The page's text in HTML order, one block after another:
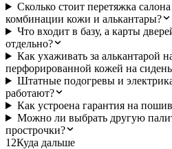
Сколько стоит перетяжка
комбинации кожи и алькантары?
Что входит в базу, а карты
отдельно?
Как ухаживать за алькантарой
перфорированной кожей на
Штатные подогревы и
работают?
Как устроена гарантия на
Можно ли выбрать другую
прострочки?
12Куда дальше